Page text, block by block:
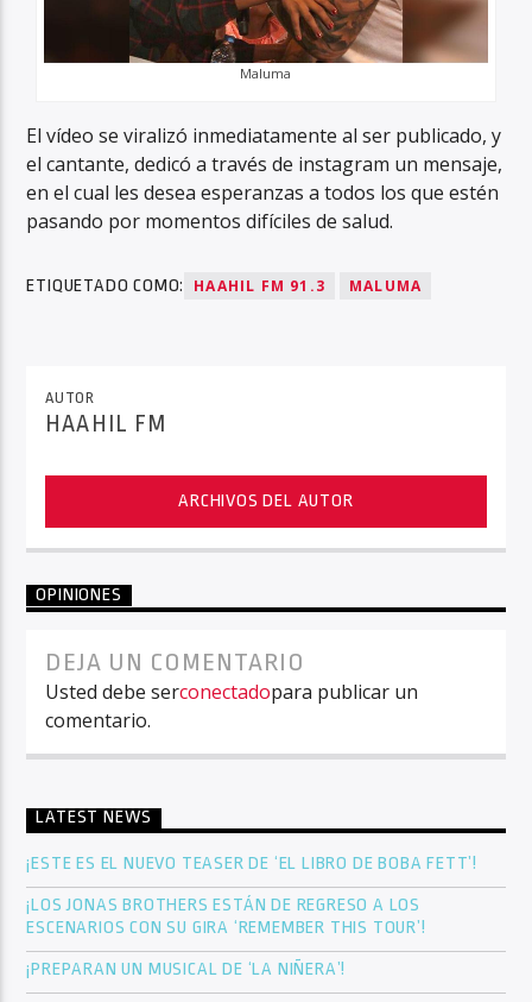
Maluma
El vídeo se viralizó inmediatamente al ser publicado, y
el cantante, dedicó a través de instagram un mensaje,
en el cual les desea esperanzas a todos los que estén
pasando por momentos difíciles de salud.
ETIQUETADO COMO: HAAHIL FM 91.3 MALUMA
AUTOR
HAAHIL FM
ARCHIVOS DEL AUTOR
OPINIONES
DEJA UN COMENTARIO
Usted debe serconectadopara publicar un
comentario.
LATEST NEWS
¡ESTE ES EL NUEVO TEASER DE ‘EL LIBRO DE BOBA FETT’!
¡LOS JONAS BROTHERS ESTÁN DE REGRESO A LOS
ESCENARIOS CON SU GIRA ‘REMEMBER THIS TOUR’!
¡PREPARAN UN MUSICAL DE ‘LA NIÑERA’!